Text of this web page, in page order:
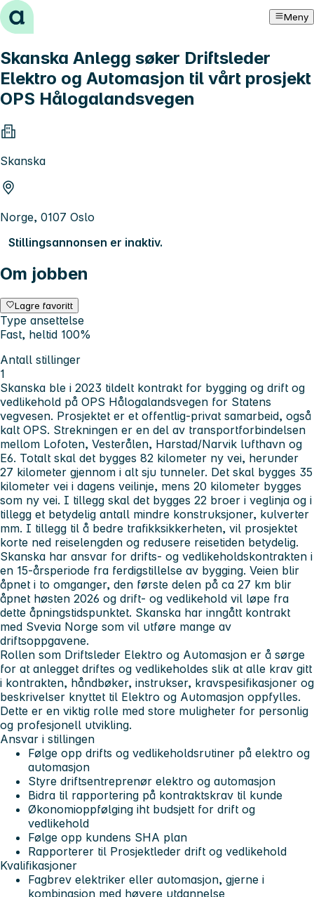
Hopp til innhold Meny
Skanska Anlegg søker Driftsleder
Elektro og Automasjon til vårt prosjekt
OPS Hålogalandsvegen
Skanska
Norge, 0107 Oslo
Stillingsannonsen er inaktiv.
Om jobben
Lagre favoritt
Type ansettelse
Fast, heltid 100%
Antall stillinger
1
Skanska ble i 2023 tildelt kontrakt for bygging og drift og
vedlikehold på OPS Hålogalandsvegen for Statens
vegvesen. Prosjektet er et offentlig-privat samarbeid, også
kalt OPS. Strekningen er en del av transportforbindelsen
mellom Lofoten, Vesterålen, Harstad/Narvik lufthavn og
E6. Totalt skal det bygges 82 kilometer ny vei, herunder
27 kilometer gjennom i alt sju tunneler. Det skal bygges 35
kilometer vei i dagens veilinje, mens 20 kilometer bygges
som ny vei. I tillegg skal det bygges 22 broer i veglinja og i
tillegg et betydelig antall mindre konstruksjoner, kulverter
mm. I tillegg til å bedre trafikksikkerheten, vil prosjektet
korte ned reiselengden og redusere reisetiden betydelig.
Skanska har ansvar for drifts- og vedlikeholdskontrakten i
en 15-årsperiode fra ferdigstillelse av bygging. Veien blir
åpnet i to omganger, den første delen på ca 27 km blir
åpnet høsten 2026 og drift- og vedlikehold vil løpe fra
dette åpningstidspunktet. Skanska har inngått kontrakt
med Svevia Norge som vil utføre mange av
driftsoppgavene.
Rollen som Driftsleder Elektro og Automasjon er å sørge
for at anlegget driftes og vedlikeholdes slik at alle krav gitt
i kontrakten, håndbøker, instrukser, kravspesifikasjoner og
beskrivelser knyttet til Elektro og Automasjon oppfylles.
Dette er en viktig rolle med store muligheter for personlig
og profesjonell utvikling.
Ansvar i stillingen
Følge opp drifts og vedlikeholdsrutiner på elektro og
automasjon
Styre driftsentreprenør elektro og automasjon
Bidra til rapportering på kontraktskrav til kunde
Økonomioppfølging iht budsjett for drift og
vedlikehold
Følge opp kundens SHA plan
Rapporterer til Prosjektleder drift og vedlikehold
Kvalifikasjoner
Fagbrev elektriker eller automasjon, gjerne i
kombinasjon med høyere utdannelse